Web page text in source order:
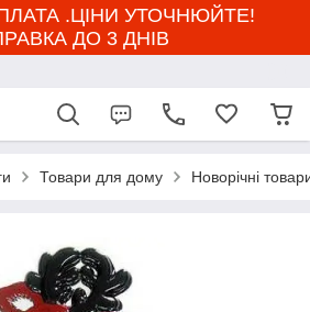
.ЦІНИ УТОЧНЮЙТЕ!
ДО 3 ДНІВ
Товари для дому Новорічні